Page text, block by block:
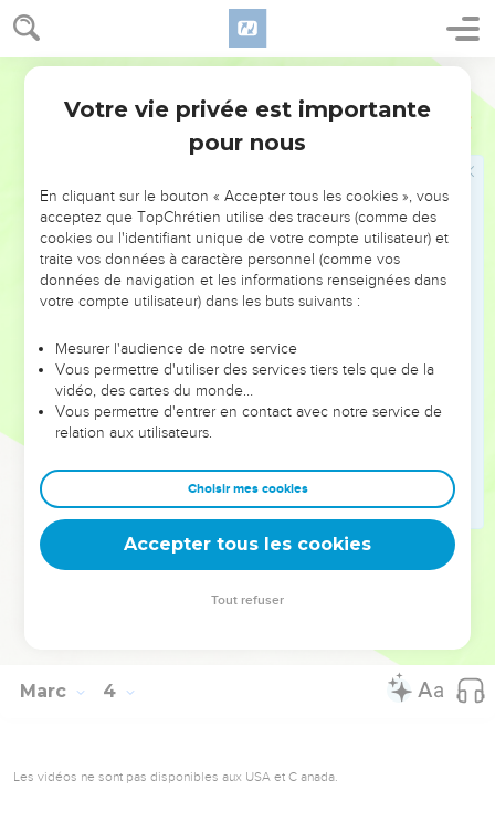
Marc 3
27 Personne ne peut entrer dans la maison d'un homme fort
et piller ses biens sans avoir d'abord attaché cet homme fort ;
alors seulement il pillera sa maison.
Je vous le dis en vérité, tous les péchés seront pardonnés
aux hommes, ainsi que les blasphèmes qu'ils auront
mais celui qui blasphémera contre le Saint-Esprit
n'obtiendra jamais de pardon : il mérite une condamnation
éternelle. »
Jésus parla de cette manière parce qu'ils disaient : « Il a un
esprit impur. »
La mère et les frères de Jésus
Sa mère et ses frères arrivèrent donc. Ils se tenaient
dehors et l'envoyèrent appeler.
La foule était assise autour de lui, et on lui dit : « Voici, ta
mère et tes frères [et sœurs] sont dehors et te cherchent. »
Il répondit : « Qui est ma mère, et qui sont mes frères ? »
Puis il promena le regard sur ceux qui étaient assis tout
Marc 4
Les vidéos ne sont pas disponibles aux USA et C anada.
Votre vie privée est importante
pour nous
En cliquant sur le bouton « Accepter tous les cookies », vous
acceptez que TopChrétien utilise des traceurs (comme des
cookies ou l'identifiant unique de votre compte utilisateur) et
traite vos données à caractère personnel (comme vos
données de navigation et les informations renseignées dans
votre compte utilisateur) dans les buts suivants :
Mesurer l'audience de notre service
Vous permettre d'utiliser des services tiers tels que de la
vidéo, des cartes du monde…
Vous permettre d'entrer en contact avec notre service de
relation aux utilisateurs.
Choisir mes cookies
Accepter tous les cookies
Tout refuser